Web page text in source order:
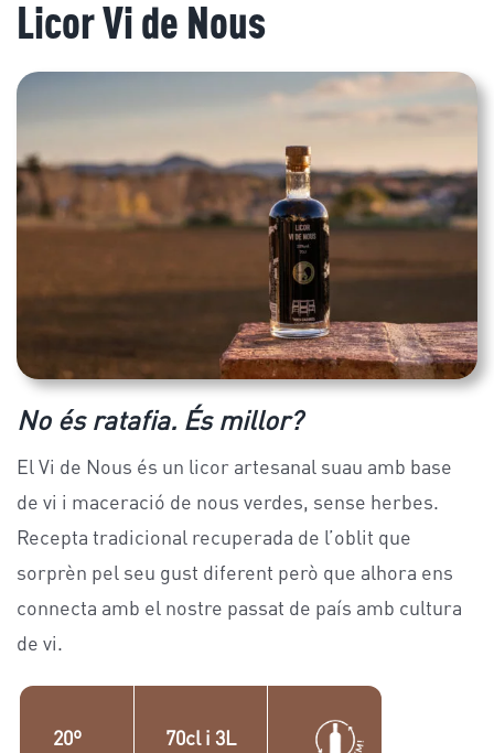
Licor Vi de Nous
No és ratafia. És millor?
El Vi de Nous és un licor artesanal suau amb base
de vi i maceració de nous verdes, sense herbes.
Recepta tradicional recuperada de l’oblit que
sorprèn pel seu gust diferent però que alhora ens
connecta amb el nostre passat de país amb cultura
de vi.
20º 70cl i 3L